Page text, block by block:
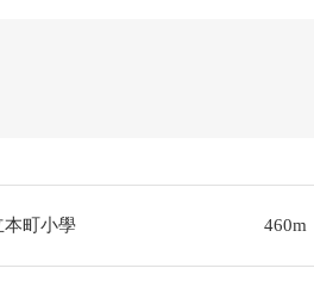
本町小學 460m